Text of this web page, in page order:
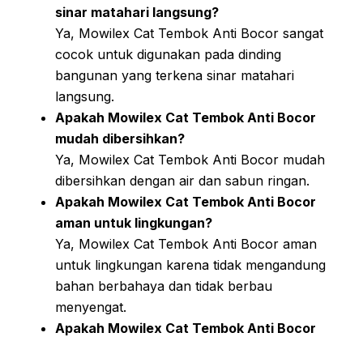
sinar matahari langsung?
Ya, Mowilex Cat Tembok Anti Bocor sangat
cocok untuk digunakan pada dinding
bangunan yang terkena sinar matahari
langsung.
Apakah Mowilex Cat Tembok Anti Bocor
mudah dibersihkan?
Ya, Mowilex Cat Tembok Anti Bocor mudah
dibersihkan dengan air dan sabun ringan.
Apakah Mowilex Cat Tembok Anti Bocor
aman untuk lingkungan?
Ya, Mowilex Cat Tembok Anti Bocor aman
untuk lingkungan karena tidak mengandung
bahan berbahaya dan tidak berbau
menyengat.
Apakah Mowilex Cat Tembok Anti Bocor